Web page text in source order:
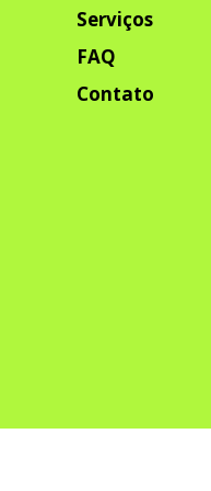
Serviços
FAQ
Contato